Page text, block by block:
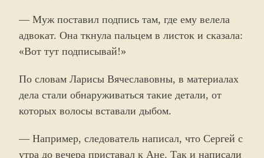
— Муж поставил подпись там, где ему велела
адвокат. Она ткнула пальцем в листок и сказала:
«Вот тут подписывай!»
По словам Ларисы Вячеславовны, в материалах
дела стали обнаруживаться такие детали, от
которых волосы вставали дыбом.
— Например, следователь написал, что Сергей с
утра до вечера приставал к Ане. Так и написали